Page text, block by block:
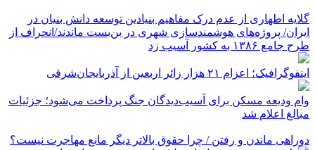
گلایه اطهاری از عدم درک مفاهیم بنیادین توسعه دانش بنیان در
ایران/ پروژه‌های هوشمندسازی شهری در بن‌بست ماندند/انحراف از
طرح جامع ۱۳۸۶ به کشور آسیب زد
اینفوگرافیک؛ اعزام ۲۱ هزار زائر اربعین از آذربایجان‌شرقی
وام ودیعه مسکن برای آسیب‌دیدگان جنگ پرداخت می‌شود؛ جزئیات
مبالغ اعلام شد
دوراهی ماندن و رفتن / چرا حقوق بالاتر دیگر مانع مهاجرت نیست؟